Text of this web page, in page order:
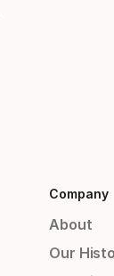
Company
About
Our